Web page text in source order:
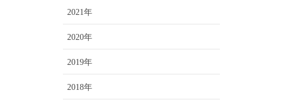
2021年
2020年
2019年
2018年